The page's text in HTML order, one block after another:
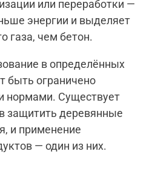
или переработки —
энергии и выделяет
газа, чем бетон.
в определённых
быть ограничено
нормами. Существует
защитить деревянные
и применение
— один из них.